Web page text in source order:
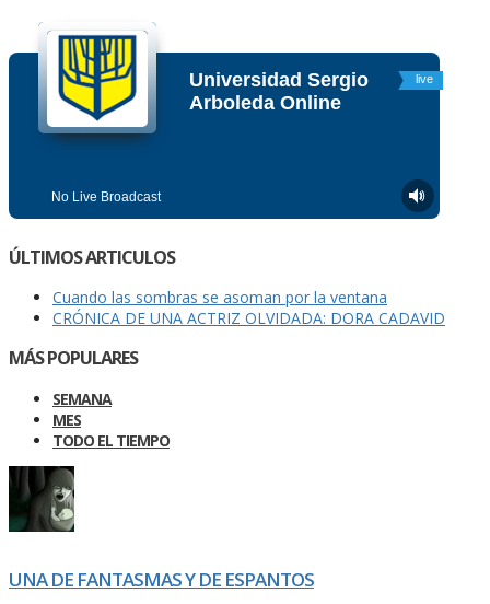
ÚLTIMOS ARTICULOS
Cuando las sombras se asoman por la ventana
CRÓNICA DE UNA ACTRIZ OLVIDADA: DORA CADAVID
MÁS POPULARES
SEMANA
MES
TODO EL TIEMPO
UNA DE FANTASMAS Y DE ESPANTOS